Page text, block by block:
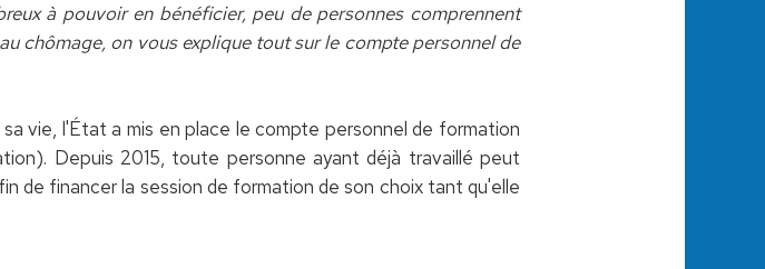
à pouvoir en bénéficier, peu de personnes comprennent
chômage, on vous explique tout sur le compte personnel de
vie, l'État a mis en place le compte personnel de formation
Depuis 2015, toute personne ayant déjà travaillé peut
de financer la session de formation de son choix tant qu'elle